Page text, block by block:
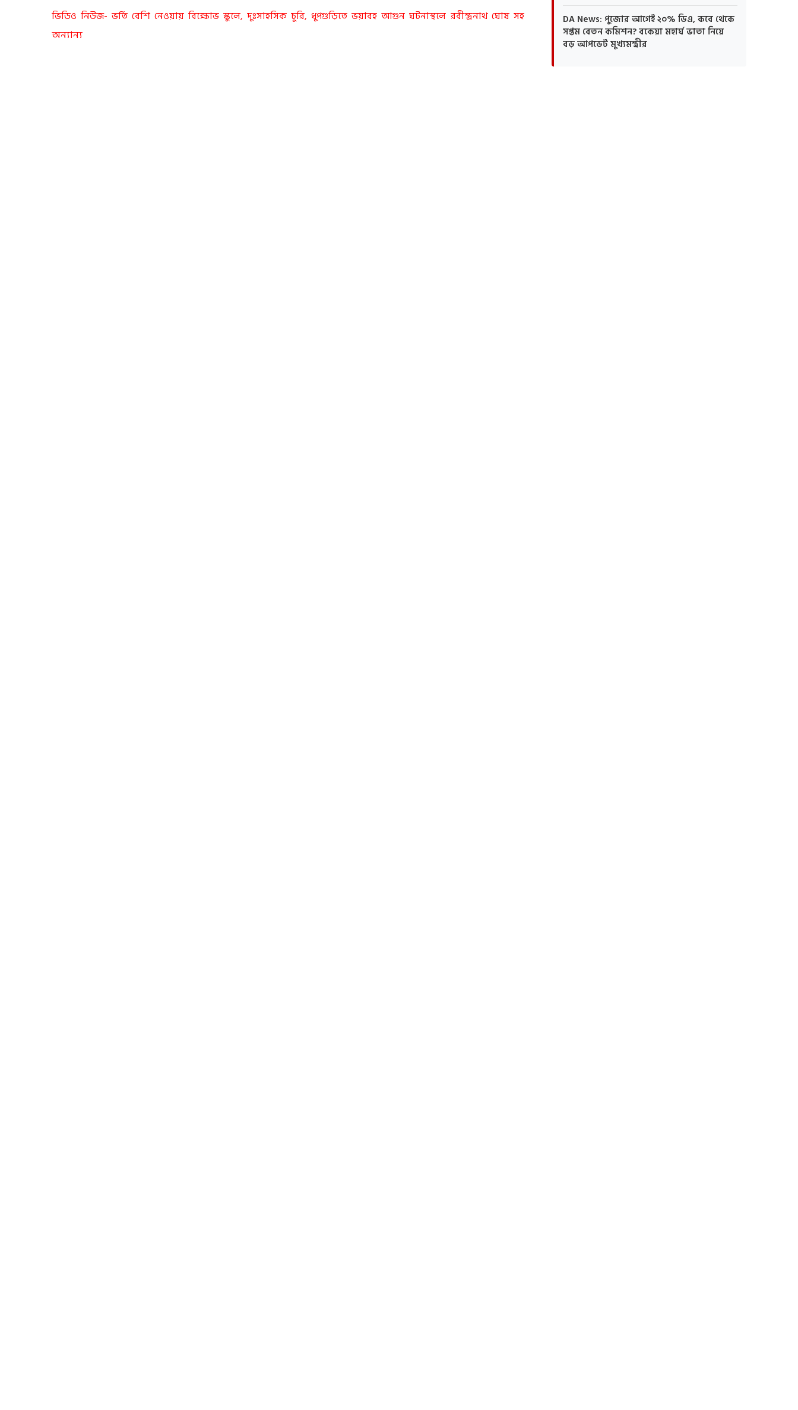
ভিডিও নিউজ- ভর্তি বেশি নেওয়ায় বিক্ষোভ স্কুলে, দুঃসাহসিক চুরি, ধুপগুড়িতে ভয়াবহ আগুন ঘটনাস্থলে রবীন্দ্রনাথ ঘোষ সহ
অন্যান্য
DA News: পুজোর আগেই ২০% ডিএ, কবে থেকে
সপ্তম বেতন কমিশন? বকেয়া মহার্ঘ ভাতা নিয়ে
বড় আপডেট মুখ্যমন্ত্রীর